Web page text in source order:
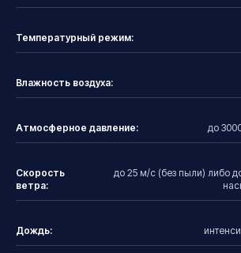
Температурный режим:
Влажность воздуха:
Атмосферное давление: до
Скорость
ветра:
до 25 м/с (без пыли) либо
Дождь:
Галерея